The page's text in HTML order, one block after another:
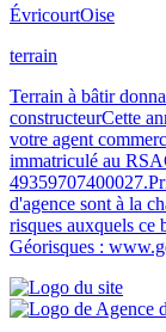
ÉvricourtOise
terrain
Terrain à bâtir
constructeurCette
votre agent
immatriculé au
d'agence sont à la
risques auxquels ce
Géorisques :